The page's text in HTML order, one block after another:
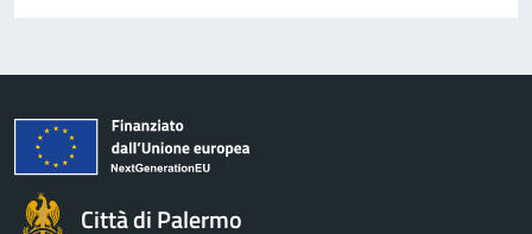
Città di Palermo